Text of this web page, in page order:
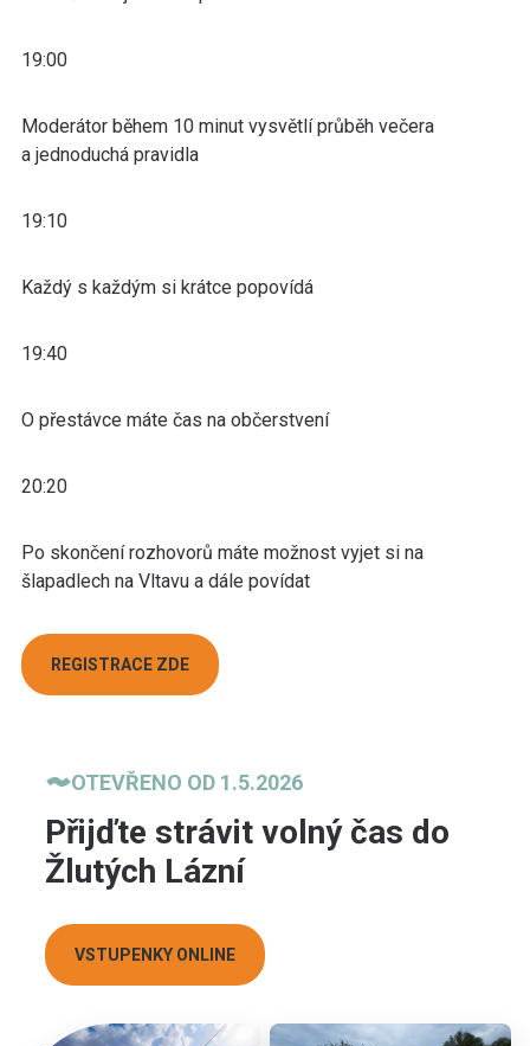
19:00
Moderátor během 10 minut vysvětlí průběh večera
a jednoduchá pravidla
19:10
Každý s každým si krátce popovídá
19:40
O přestávce máte čas na občerstvení
20:20
Po skončení rozhovorů máte možnost vyjet si na
šlapadlech na Vltavu a dále povídat
REGISTRACE ZDE
OTEVŘENO OD 1.5.2026
Přijďte strávit volný čas do
Žlutých Lázní
VSTUPENKY ONLINE